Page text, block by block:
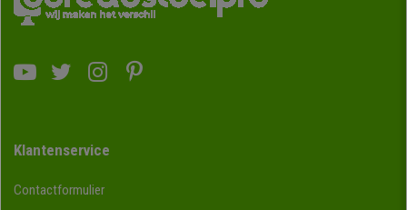
Klantenservice
Contactformulier